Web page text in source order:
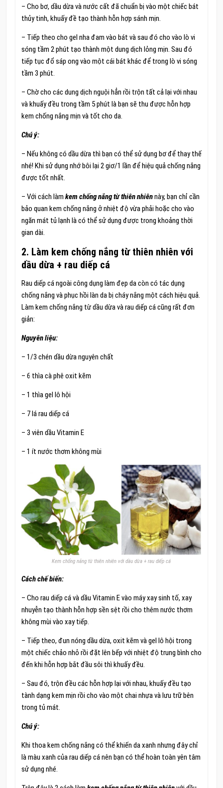
– Cho bơ, dầu dừa và nước cất đã chuẩn bị vào một chiếc bát
thủy tinh, khuấy đề tạo thành hỗn hợp sánh mịn.
– Tiếp theo cho gel nha đam vào bát và sau đó cho vào lò vi
sóng tầm 2 phút tạo thành một dung dịch lỏng mịn. Sau đó
tiếp tục đổ sáp ong vào một cái bát khác để trong lò vi sóng
tầm 3 phút.
– Chờ cho các dung dịch nguội hẳn rồi trộn tất cả lại với nhau
và khuấy đều trong tầm 5 phút là bạn sẽ thu được hỗn hợp
kem chống nắng mịn và tốt cho da.
Chú ý:
– Nếu không có dầu dừa thì bạn có thể sử dụng bơ để thay thế
nhé! Khi sử dụng nhớ bôi lại 2 giơ/1 lần để hiệu quả chống nắng
được tốt nhất.
– Với cách làm kem chống nắng từ thiên nhiênnày, bạn chỉ cần
bảo quan kem chống nắng ở nhiệt độ vừa phải hoặc cho vào
ngăn mát tủ lạnh là có thể sử dụng được trong khoảng thời
gian dài.
2. Làm kem chống nắng từ thiên nhiên với
dầu dừa + rau diếp cá
Rau diếp cá ngoài công dụng làm đẹp da còn có tác dụng
chống nắng và phục hồi làn da bị cháy nắng một cách hiệu quả.
Làm kem chống nắng từ dầu dừa và rau diếp cá cũng rất đơn
giản:
Nguyên liệu:
– 1/3 chén dầu dừa nguyên chất
– 6 thìa cà phê oxit kẽm
– 1 thìa gel lô hội
– 7 lá rau diếp cá
– 3 viên dầu Vitamin E
– 1 ít nước thơm không mùi
Kem chống nắng từ thiên nhiên với dầu dừa + rau diếp cá
Cách chế biến:
– Cho rau diếp cá và dầu Vitamin E vào máy xay sinh tố, xay
nhuyễn tạo thành hỗn hợp sền sệt rồi cho thêm nước thơm
không mùi vào xay tiếp.
– Tiếp theo, đun nóng dầu dừa, oxit kẽm và gel lô hội trong
một chiếc chảo nhỏ rồi đặt lên bếp với nhiệt độ trung bình cho
đến khi hỗn hợp bắt đầu sôi thì khuấy đều.
– Sau đó, trộn đều các hỗn hợp lại với nhau, khuấy đều tạo
tành dạng kem mịn rồi cho vào một chai nhựa và lưu trữ bên
trong tủ mát.
Chú ý:
Khi thoa kem chống nắng có thể khiến da xanh nhưng đây chỉ
là màu xanh của rau diếp cá nên bạn có thể hoàn toàn yên tâm
sử dụng nhé.